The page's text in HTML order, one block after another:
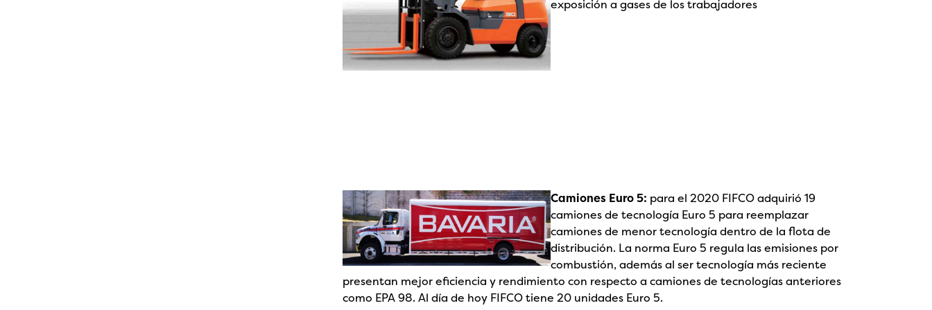
exposición a gases de los trabajadores
Camiones Euro 5: para el 2020 FIFCO adquirió 19
camiones de tecnología Euro 5 para reemplazar
camiones de menor tecnología dentro de la flota de
distribución. La norma Euro 5 regula las emisiones por
combustión, además al ser tecnología más reciente
presentan mejor eficiencia y rendimiento con respecto a camiones de tecnologías anteriores
como EPA 98. Al día de hoy FIFCO tiene 20 unidades Euro 5.